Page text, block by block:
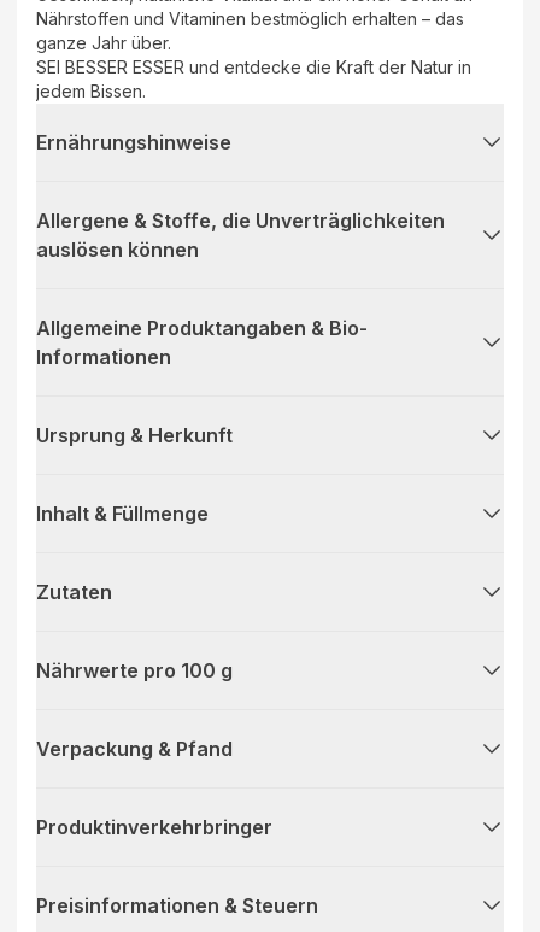
Nährstoffen und Vitaminen bestmöglich erhalten – das
ganze Jahr über.
SEI BESSER ESSER und entdecke die Kraft der Natur in
jedem Bissen.
Ernährungshinweise
Allergene & Stoffe, die Unverträglichkeiten
auslösen können
Allgemeine Produktangaben & Bio-
Informationen
Ursprung & Herkunft
Inhalt & Füllmenge
Zutaten
Nährwerte pro 100 g
Verpackung & Pfand
Produktinverkehrbringer
Preisinformationen & Steuern